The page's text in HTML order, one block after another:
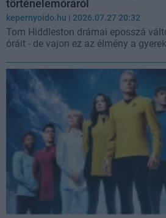
történelemóráról
kepernyoido.hu | 2026.07.27 20:32
Tom Hiddleston drámai eposszá
óráit - de vajon ez az élmény a